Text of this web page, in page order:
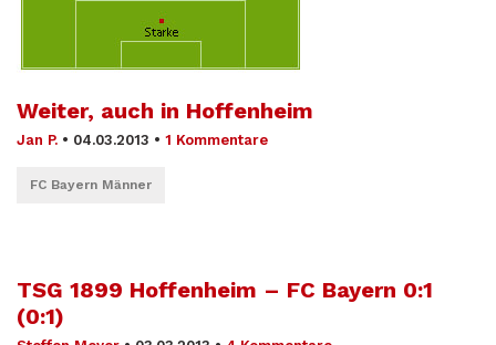
Weiter, auch in Hoffenheim
Jan P. • 04.03.2013 • 1 Kommentare
FC Bayern Männer
TSG 1899 Hoffenheim – FC Bayern 0:1
(0:1)